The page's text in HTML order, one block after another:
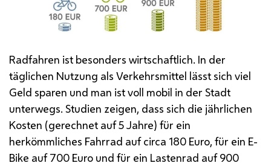
Radfahren ist besonders wirtschaftlich. In der
täglichen Nutzung als Verkehrsmittel lässt sich viel
Geld sparen und man ist voll mobil in der Stadt
unterwegs. Studien zeigen, dass sich die jährlichen
Kosten (gerechnet auf 5 Jahre) für ein
herkömmliches Fahrrad auf circa 180 Euro, für ein E-
Bike auf 700 Euro und für ein Lastenrad auf 900